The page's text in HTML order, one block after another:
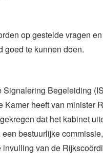
op gestelde vragen
goed te kunnen doen.
Signalering Begeleiding
Kamer heeft van minister
dat het kabinet
bestuurlijke
van de